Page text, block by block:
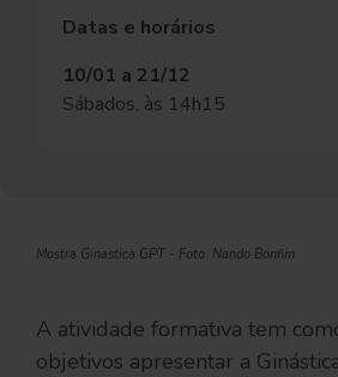
Datas e horários
10/01 a 21/12
Sábados, às 14h15
Mostra Ginastica GPT - Foto: Nando Bonfim
A atividade formativa tem
objetivos apresentar a